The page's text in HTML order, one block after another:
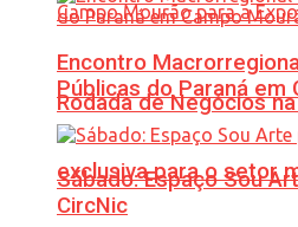
Rodada de Negócios
exclusiva para o setor
Encontro
Públicas do Paraná em
Sábado: Espaço Sou
CircNic